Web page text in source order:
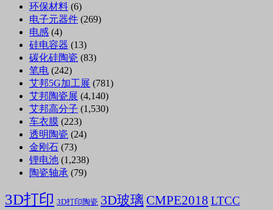
环保材料 (6)
电子元器件 (269)
电感 (4)
硅电容器 (13)
碳化硅陶瓷 (83)
笔电 (242)
艾邦5G加工展 (781)
艾邦陶瓷展 (4,140)
艾邦高分子 (1,530)
车衣膜 (223)
透明陶瓷 (24)
金刚石 (73)
锂电池 (1,238)
陶瓷轴承 (79)
3D打印 3D打印陶瓷 3D玻璃 CMPE2018 LTCC